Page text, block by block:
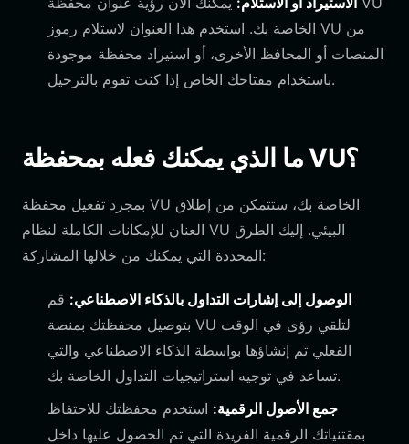
الخاصة بك. استخدم هذا العنوان لاستلام رموز VU من
المنصات أو المحافظ الأخرى، أو استيراد محفظة موجودة
باستخدام مفتاحك الخاص إذا كنت تقوم بالترحيل.
ما الذي يمكنك فعله بمحفظة VU؟
بمجرد تفعيل محفظة VU الخاصة بك، ستتمكن من إطلاق
العنان للإمكانات الكاملة لنظام VU البيئي. إليك الطرق
المحددة التي يمكنك من خلالها المشاركة:
الوصول إلى إشارات التداول بالذكاء الاصطناعي: قم
بتوصيل محفظتك بمنصة VU لتلقي رؤى في الوقت
الفعلي تم إنشاؤها بواسطة الذكاء الاصطناعي والتي
تساعد في توجيه استراتيجيات التداول الخاصة بك.
جمع الأصول الرقمية: استخدم محفظتك للاحتفاظ
بمقتنياتك الرقمية الفريدة التي تم الحصول عليها داخل